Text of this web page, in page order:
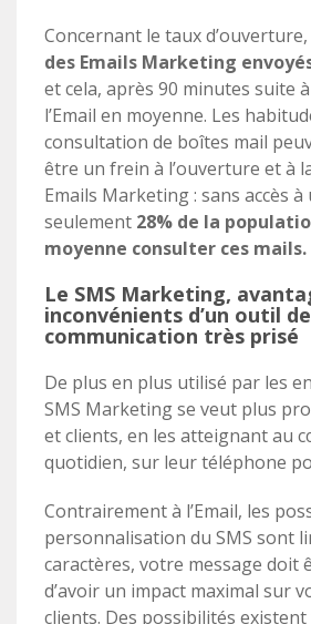
Concernant le taux
des Emails Marketing
et cela, après 90 minutes suite
l’Email en moyenne. Les
consultation de boîtes mail
être un frein à l’ouverture et à
Emails Marketing : sans accès
seulement 28% de la
moyenne consulter ces mails.
Le SMS Marketing,
inconvénients d’un outil de
communication très prisé
De plus en plus utilisé par les
SMS Marketing se veut plus
et clients, en les atteignant au
quotidien, sur leur téléphone
Contrairement à l’Email, les
personnalisation du SMS sont
caractères, votre message doit
d’avoir un impact maximal sur
clients. Des possibilités